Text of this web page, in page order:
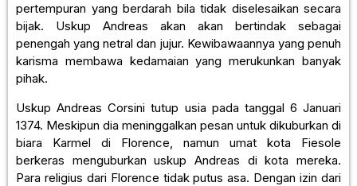
pertempuran yang berdarah bila tidak diselesaikan secara
bijak. Uskup Andreas akan akan bertindak sebagai
penengah yang netral dan jujur. Kewibawaannya yang penuh
karisma membawa kedamaian yang merukunkan banyak
pihak.
Uskup Andreas Corsini tutup usia pada tanggal 6 Januari
1374. Meskipun dia meninggalkan pesan untuk dikuburkan di
biara Karmel di Florence, namun umat kota Fiesole
berkeras menguburkan uskup Andreas di kota mereka.
Para religius dari Florence tidak putus asa. Dengan izin dari